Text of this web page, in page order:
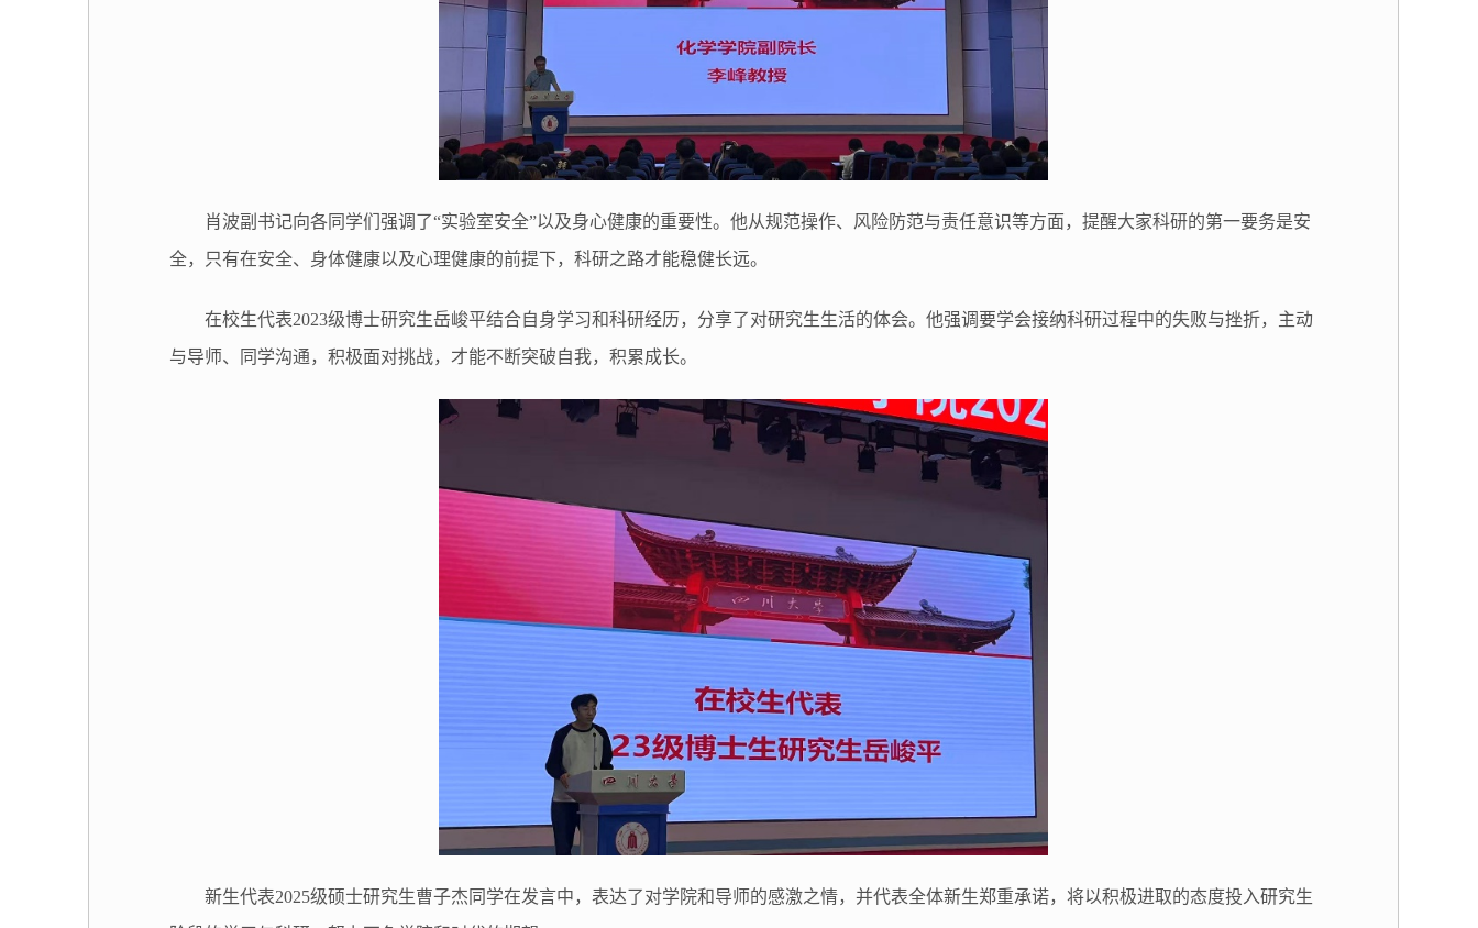
肖波副书记向各同学们强调了“实验室安全”以及身心健康的重要性。他从规范操作、风险防范与责任意识等方面，提醒大家科研的第一要务是安
全，只有在安全、身体健康以及心理健康的前提下，科研之路才能稳健长远。
在校生代表2023级博士研究生岳峻平结合自身学习和科研经历，分享了对研究生生活的体会。他强调要学会接纳科研过程中的失败与挫折，主动
与导师、同学沟通，积极面对挑战，才能不断突破自我，积累成长。
新生代表2025级硕士研究生曹子杰同学在发言中，表达了对学院和导师的感激之情，并代表全体新生郑重承诺，将以积极进取的态度投入研究生